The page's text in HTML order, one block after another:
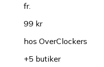
fr.
99 kr
hos OverClockers
+5 butiker